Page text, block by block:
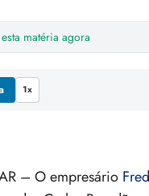
matéria agora
1x
– O empresário